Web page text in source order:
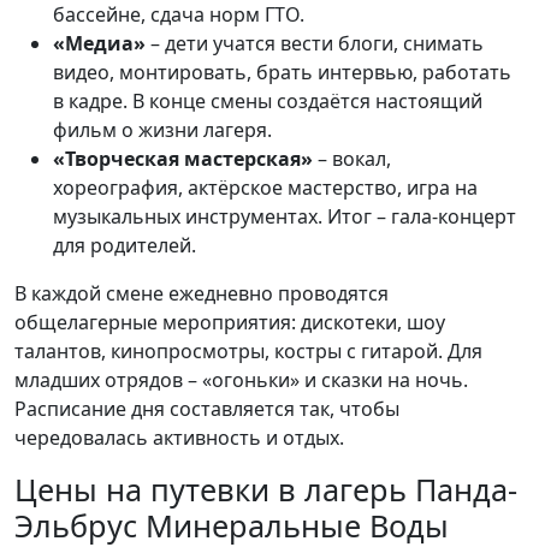
бассейне, сдача норм ГТО.
«Медиа» – дети учатся вести блоги, снимать
видео, монтировать, брать интервью, работать
в кадре. В конце смены создаётся настоящий
фильм о жизни лагеря.
«Творческая мастерская» – вокал,
хореография, актёрское мастерство, игра на
музыкальных инструментах. Итог – гала-концерт
для родителей.
В каждой смене ежедневно проводятся
общелагерные мероприятия: дискотеки, шоу
талантов, кинопросмотры, костры с гитарой. Для
младших отрядов – «огоньки» и сказки на ночь.
Расписание дня составляется так, чтобы
чередовалась активность и отдых.
Цены на путевки в лагерь Панда-
Эльбрус Минеральные Воды